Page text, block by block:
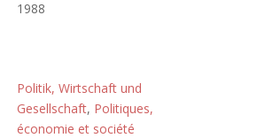
1988
Politik, Wirtschaft und
Gesellschaft, Politiques,
économie et société